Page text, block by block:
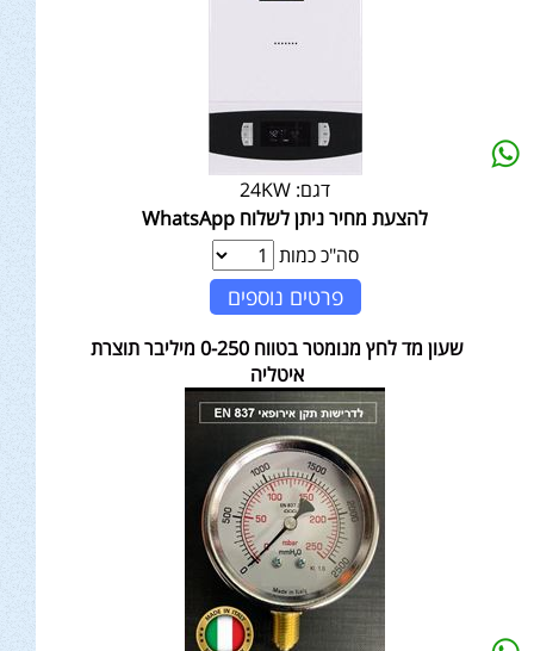
דגם: 24KW
להצעת מחיר ניתן לשלוח WhatsApp
סה"כ כמות
פרטים נוספים
שעון מד לחץ מנומטר בטווח 0-250 מיליבר תוצרת
איטליה